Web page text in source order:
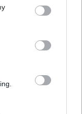
You may click to
party tags to
in below Google